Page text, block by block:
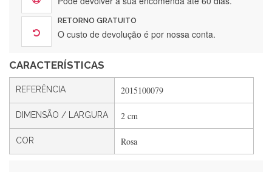
RETORNO GRATUITO
O custo de devolução é por nossa conta.
CARACTERÍSTICAS
REFERÊNCIA 2015100079
DIMENSÃO / LARGURA 2 cm
COR Rosa
Gostei ,Serviço bastante rápido. recomendo
Rápido, atendimento 5*. Hoje chegará a segunda encomenda
feita de muitas certamente❤️